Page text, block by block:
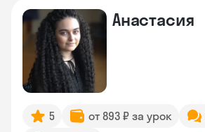
Анастасия
5 от 893 ₽ за урок